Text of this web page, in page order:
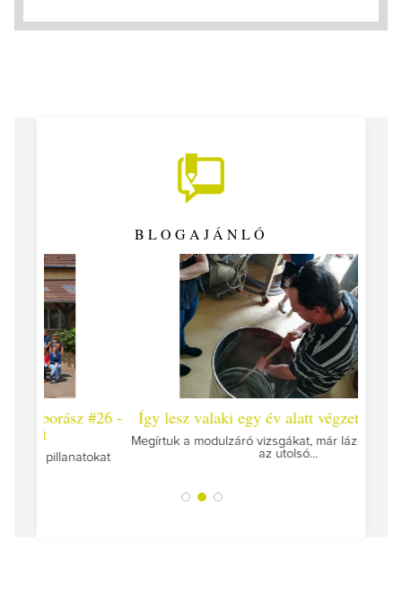
BLOGAJÁNLÓ
Így lesz valaki egy év alatt végzett borász #25
Megírtuk a modulzáró vizsgákat, már lázasan készülünk